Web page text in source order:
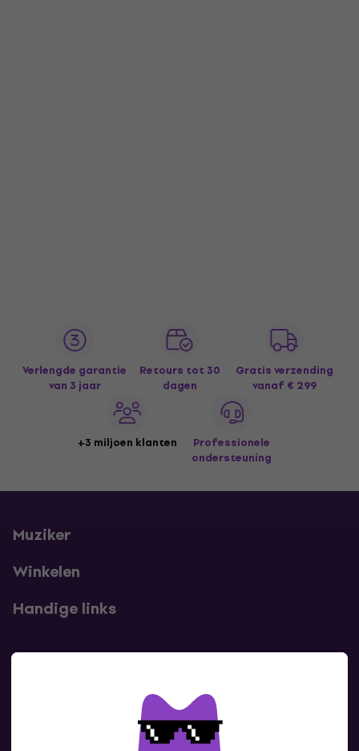
Verlengde garantie
van 3 jaar
Retours tot 30
dagen
Gratis verzending
vanaf € 299
+3 miljoen klanten
Professionele
ondersteuning
Muziker
Winkelen
Handige links
Neem contact met ons op